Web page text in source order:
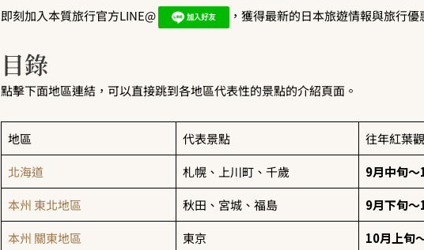
即刻加入本質旅行官方LINE@ ，獲得最新的日本旅遊情報與旅行優
目錄
點擊下面地區連結，可以直接跳到各地區代表性的景點的介紹頁面。
地區 代表景點
往年紅葉
北海道
札幌、上川町、千歲
9月中旬
本州 東北地區
秋田、宮城、福島
9月下旬
本州 關東地區
東京
10月上旬